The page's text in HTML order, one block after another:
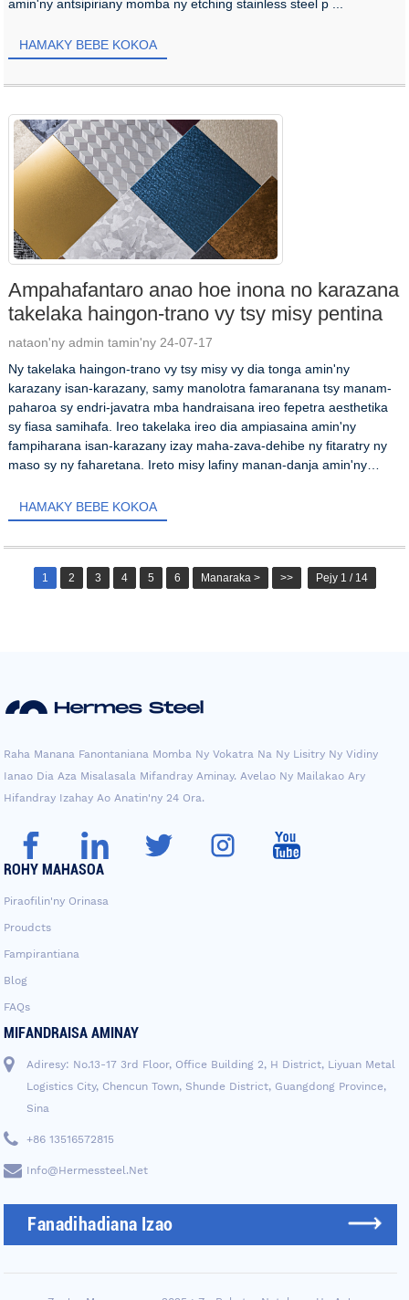
amin'ny antsipiriany momba ny etching stainless steel p ...
HAMAKY BEBE KOKOA
Ampahafantaro anao hoe inona no karazana
takelaka haingon-trano vy tsy misy pentina
nataon'ny admin tamin'ny 24-07-17
Ny takelaka haingon-trano vy tsy misy vy dia tonga amin'ny
karazany isan-karazany, samy manolotra famaranana tsy manam-
paharoa sy endri-javatra mba handraisana ireo fepetra aesthetika
sy fiasa samihafa. Ireo takelaka ireo dia ampiasaina amin'ny
fampiharana isan-karazany izay maha-zava-dehibe ny fitaratry ny
maso sy ny faharetana. Ireto misy lafiny manan-danja amin'ny
HAMAKY BEBE KOKOA
1 2 3 4 5 6 Manaraka > >> Pejy 1 / 14
Raha Manana Fanontaniana Momba Ny Vokatra Na Ny Lisitry Ny Vidiny
Ianao Dia Aza Misalasala Mifandray Aminay. Avelao Ny Mailakao Ary
Hifandray Izahay Ao Anatin'ny 24 Ora.
ROHY MAHASOA
Piraofilin'ny Orinasa
Proudcts
Fampirantiana
Blog
FAQs
MIFANDRAISA AMINAY
Adiresy: No.13-17 3rd Floor, Office Building 2, H District, Liyuan Metal
Logistics City, Chencun Town, Shunde District, Guangdong Province,
Sina
+86 13516572815
Info@hermessteel.net
Fanadihadiana Izao